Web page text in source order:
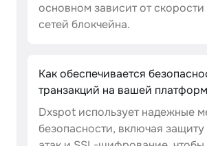
основном зависит от
сетей блокчейна.
Как обеспечивается
транзакций на вашей
Dxspot использует надежные
безопасности, включая